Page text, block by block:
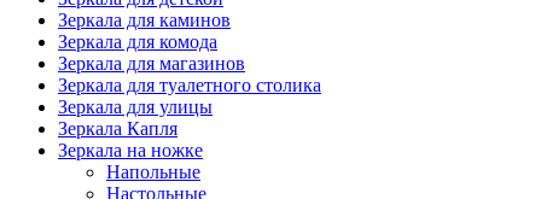
Зеркала для каминов
Зеркала для комода
Зеркала для магазинов
Зеркала для туалетного столика
Зеркала для улицы
Зеркала Капля
Зеркала на ножке
Напольные
Настольные